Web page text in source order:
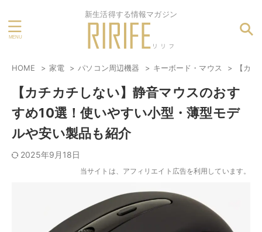
新生活得する情報マガジン
HOME 家電 パソコン周辺機器 キーボード・マウス 【カ
【カチカチしない】静音マウスのおす
すめ10選！使いやすい小型・薄型モデ
ルや安い製品も紹介
2025年9月18日
当サイトは、アフィリエイト広告を利用しています。